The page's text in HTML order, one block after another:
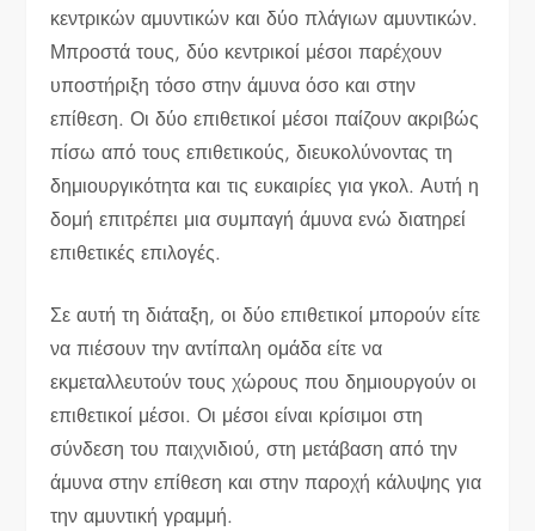
κεντρικών αμυντικών και δύο πλάγιων αμυντικών.
Μπροστά τους, δύο κεντρικοί μέσοι παρέχουν
υποστήριξη τόσο στην άμυνα όσο και στην
επίθεση. Οι δύο επιθετικοί μέσοι παίζουν ακριβώς
πίσω από τους επιθετικούς, διευκολύνοντας τη
δημιουργικότητα και τις ευκαιρίες για γκολ. Αυτή η
δομή επιτρέπει μια συμπαγή άμυνα ενώ διατηρεί
επιθετικές επιλογές.
Σε αυτή τη διάταξη, οι δύο επιθετικοί μπορούν είτε
να πιέσουν την αντίπαλη ομάδα είτε να
εκμεταλλευτούν τους χώρους που δημιουργούν οι
επιθετικοί μέσοι. Οι μέσοι είναι κρίσιμοι στη
σύνδεση του παιχνιδιού, στη μετάβαση από την
άμυνα στην επίθεση και στην παροχή κάλυψης για
την αμυντική γραμμή.